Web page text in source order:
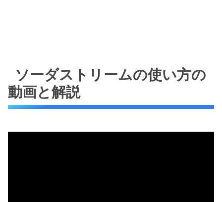
ソーダストリームの使い方の
動画と解説